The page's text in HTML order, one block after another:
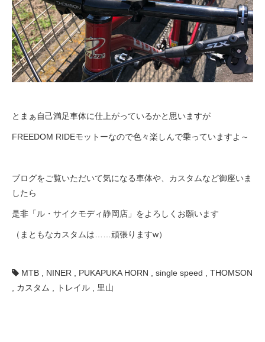
とまぁ自己満足車体に仕上がっているかと思いますが
FREEDOM RIDEモットーなので色々楽しんで乗っていますよ～
ブログをご覧いただいて気になる車体や、カスタムなど御座いま
したら
是非「ル・サイクモディ静岡店」をよろしくお願います
（まともなカスタムは……頑張りますw）
MTB NINER PUKAPUKA HORN single speed
THOMSON
カスタム トレイル 里山